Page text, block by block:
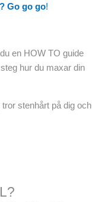
Go go go!
en HOW TO guide
hur du maxar din
stenhårt på dig och